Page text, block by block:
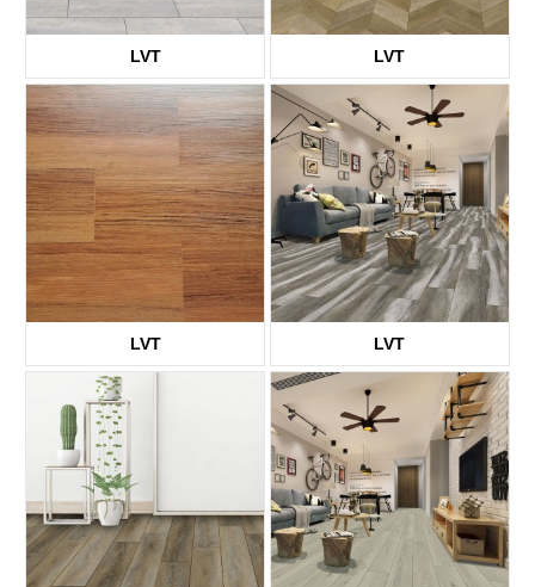
LVT
KTV8010
LVT
KTV8014
LVT
KTV1661
LVT
KTV8002